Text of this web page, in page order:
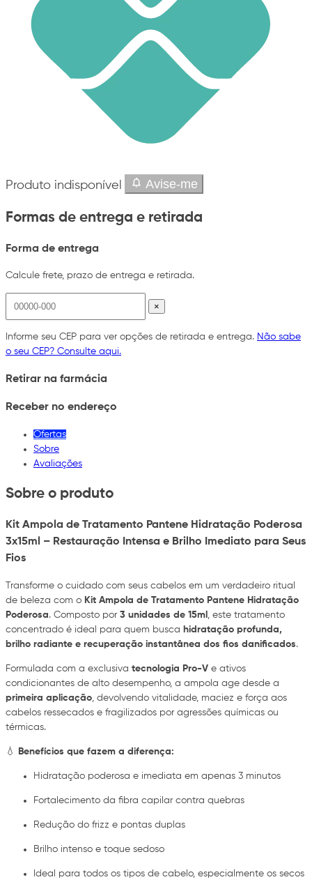
Produto indisponível Avise-me
Formas de entrega e retirada
Forma de entrega
Calcule frete, prazo de entrega e retirada.
×
Informe seu CEP para ver opções de retirada e entrega. Não sabe
o seu CEP? Consulte aqui.
Retirar na farmácia
Receber no endereço
Ofertas
Sobre
Avaliações
Sobre o produto
Kit Ampola de Tratamento Pantene Hidratação Poderosa
3x15ml – Restauração Intensa e Brilho Imediato para Seus
Fios
Transforme o cuidado com seus cabelos em um verdadeiro ritual
de beleza com o Kit Ampola de Tratamento Pantene Hidratação
Poderosa. Composto por 3 unidades de 15ml
, este tratamento
concentrado é ideal para quem busca hidratação profunda,
brilho radiante e recuperação instantânea dos fios danificados.
Formulada com a exclusiva tecnologia Pro-V e ativos
condicionantes de alto desempenho, a ampola age desde a
primeira aplicação , devolvendo vitalidade, maciez e força aos
cabelos ressecados e fragilizados por agressões químicas ou
térmicas.
💧 Benefícios que fazem a diferença:
Hidratação poderosa e imediata em apenas 3 minutos
Fortalecimento da fibra capilar contra quebras
Redução do frizz e pontas duplas
Brilho intenso e toque sedoso
Ideal para todos os tipos de cabelo, especialmente os secos